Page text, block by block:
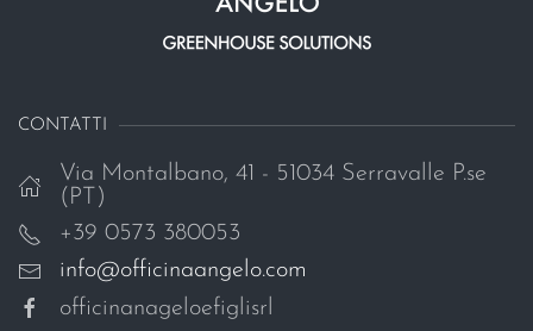
CONTATTI
Via Montalbano, 41 - 51034 Serravalle P.se
(PT)
+39 0573 380053
info@officinaangelo.com
officinanageloefiglisrl